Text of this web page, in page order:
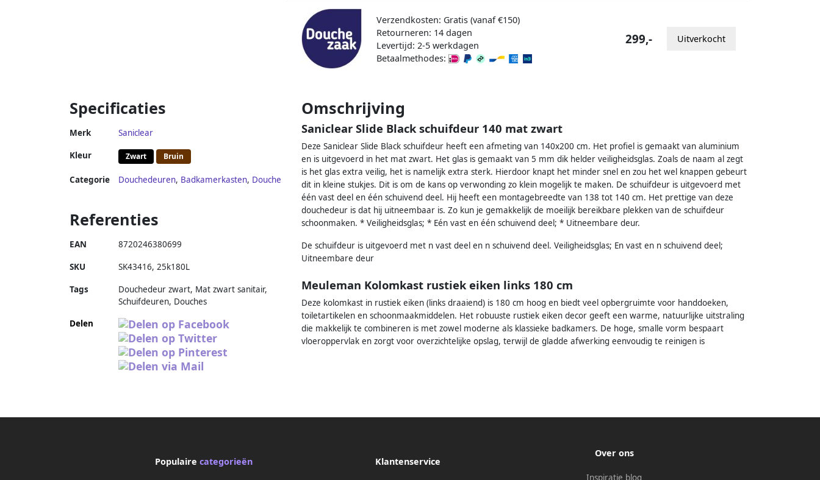
Verzendkosten: Gratis (vanaf €150)
Retourneren: 14 dagen
Levertijd: 2-5 werkdagen
Betaalmethodes:
299,- Uitverkocht
Specificaties
Merk Saniclear
Kleur Zwart Bruin
Categorie Douchedeuren, Badkamerkasten, Douche
Omschrijving
Saniclear Slide Black schuifdeur 140 mat zwart
Deze Saniclear Slide Black schuifdeur heeft een afmeting van 140x200 cm. Het profiel is gemaakt van aluminium
en is uitgevoerd in het mat zwart. Het glas is gemaakt van 5 mm dik helder veiligheidsglas. Zoals de naam al zegt
is het glas extra veilig, het is namelijk extra sterk. Hierdoor knapt het minder snel en zou het wel knappen gebeurt
dit in kleine stukjes. Dit is om de kans op verwonding zo klein mogelijk te maken. De schuifdeur is uitgevoerd met
één vast deel en één schuivend deel. Hij heeft een montagebreedte van 138 tot 140 cm. Het prettige van deze
douchedeur is dat hij uitneembaar is. Zo kun je gemakkelijk de moeilijk bereikbare plekken van de schuifdeur
schoonmaken. * Veiligheidsglas; * Eén vast en één schuivend deel; * Uitneembare deur.
De schuifdeur is uitgevoerd met n vast deel en n schuivend deel. Veiligheidsglas; En vast en n schuivend deel;
Uitneembare deur
Meuleman Kolomkast rustiek eiken links 180 cm
Deze kolomkast in rustiek eiken (links draaiend) is 180 cm hoog en biedt veel opbergruimte voor handdoeken,
toiletartikelen en schoonmaakmiddelen. Het robuuste rustiek eiken decor geeft een warme, natuurlijke uitstraling
die makkelijk te combineren is met zowel moderne als klassieke badkamers. De hoge, smalle vorm bespaart
vloeroppervlak en zorgt voor overzichtelijke opslag, terwijl de gladde afwerking eenvoudig te reinigen is
Referenties
EAN 8720246380699
SKU SK43416, 25k180L
Tags
Douchedeur zwart, Mat zwart sanitair,
Schuifdeuren, Douches
Delen
Populaire categorieën Klantenservice
Over ons
Inspiratie blog